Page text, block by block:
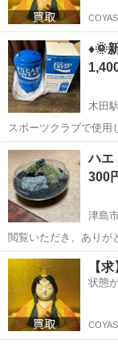
♦️🌞
木田駅
スポーツクラブで使
と思います。 購入しましたが使用せずにしまってました。 アウト
ドア、スポーツなどにいかがですか^_^
お願いしたいです。
愛知 津島市
ハエ
300
津島
閲覧いただき、ありがとうございます
植えです。 枯れてし
ました。 ※中古
愛知 津島市 生
【
状態